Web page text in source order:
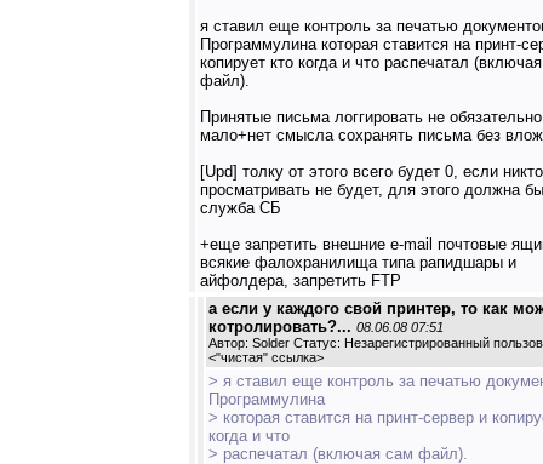
я ставил еще контроль за печатью
Программулина которая ставится на принт-
копирует кто когда и что распечатал
файл).
Принятые письма логгировать не
мало+нет смысла сохранять письма без
[Upd] толку от этого всего будет 0, если
просматривать не будет, для этого должна
служба СБ
+еще запретить внешние e-mail почтовые
всякие фалохранилища типа рапидшары и
айфолдера, запретить FTP
а если у каждого свой принтер, то как
котролировать?... 08.06.08 07:51
Автор: Solder Статус: Незарегистрированный
<"чистая" ссылка>
> я ставил еще контроль за печатью
Программулина
> которая ставится на принт-сервер и
когда и что
> распечатал (включая сам файл).